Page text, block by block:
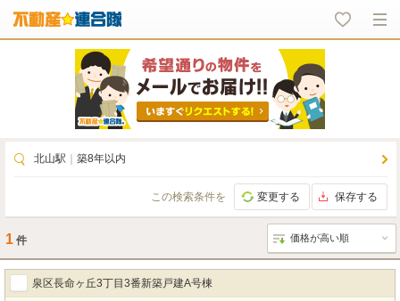
北山駅 築8年以内
この検索条件を 変更する 保存する
1 件
泉区長命ヶ丘3丁目3番新築戸建A号棟